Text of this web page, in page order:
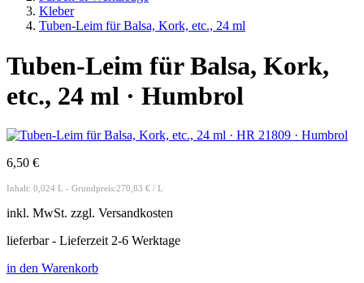
Kleber
Tuben-Leim für Balsa, Kork, etc., 24 ml
Tuben-Leim für Balsa, Kork,
etc., 24 ml · Humbrol
6,50 €
Inhalt: 0,024 L - Grundpreis:270,83 € / L
inkl. MwSt. zzgl. Versandkosten
lieferbar - Lieferzeit 2-6 Werktage
in den Warenkorb